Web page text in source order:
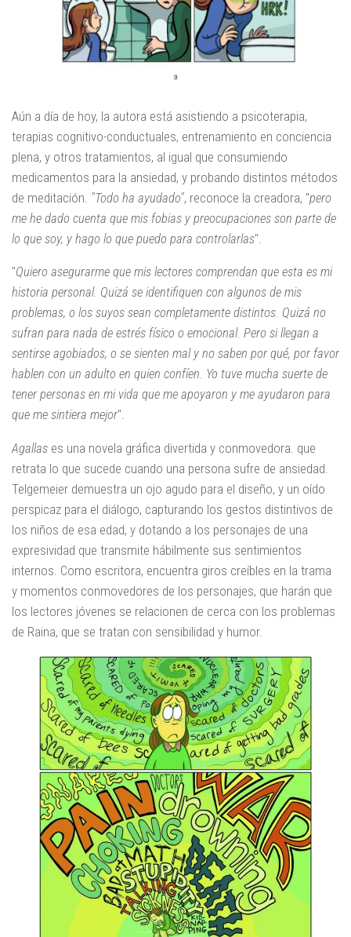
Aún a día de hoy, la autora está asistiendo a psicoterapia,
terapias cognitivo-conductuales, entrenamiento en conciencia
plena, y otros tratamientos, al igual que consumiendo
medicamentos para la ansiedad, y probando distintos métodos
de meditación. "Todo ha ayudado", reconoce la creadora, "pero
me he dado cuenta que mis fobias y preocupaciones son parte de
lo que soy, y hago lo que puedo para controlarlas".
"Quiero asegurarme que mis lectores comprendan que esta es mi
historia personal. Quizá se identifiquen con algunos de mis
problemas, o los suyos sean completamente distintos. Quizá no
sufran para nada de estrés físico o emocional. Pero si llegan a
sentirse agobiados, o se sienten mal y no saben por qué, por favor
hablen con un adulto en quien confíen. Yo tuve mucha suerte de
tener personas en mi vida que me apoyaron y me ayudaron para
que me sintiera mejor".
Agallas es una novela gráfica divertida y conmovedora. que
retrata lo que sucede cuando una persona sufre de ansiedad.
Telgemeier demuestra un ojo agudo para el diseño, y un oído
perspicaz para el diálogo, capturando los gestos distintivos de
los niños de esa edad, y dotando a los personajes de una
expresividad que transmite hábilmente sus sentimientos
internos. Como escritora, encuentra giros creíbles en la trama
y momentos conmovedores de los personajes, que harán que
los lectores jóvenes se relacionen de cerca con los problemas
de Raina, que se tratan con sensibilidad y humor.